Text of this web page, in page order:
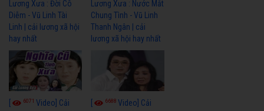
Lương Xưa : Đời Cô
Diễm - Vũ Linh Tài
Linh | cải lương xã hội
hay nhất
Lương Xưa : Nước Mắt
Chung Tình - Vũ Linh
Thanh Ngân | cải
lương xã hội hay nhất
6071 Video] Cải
6688Video] Cải